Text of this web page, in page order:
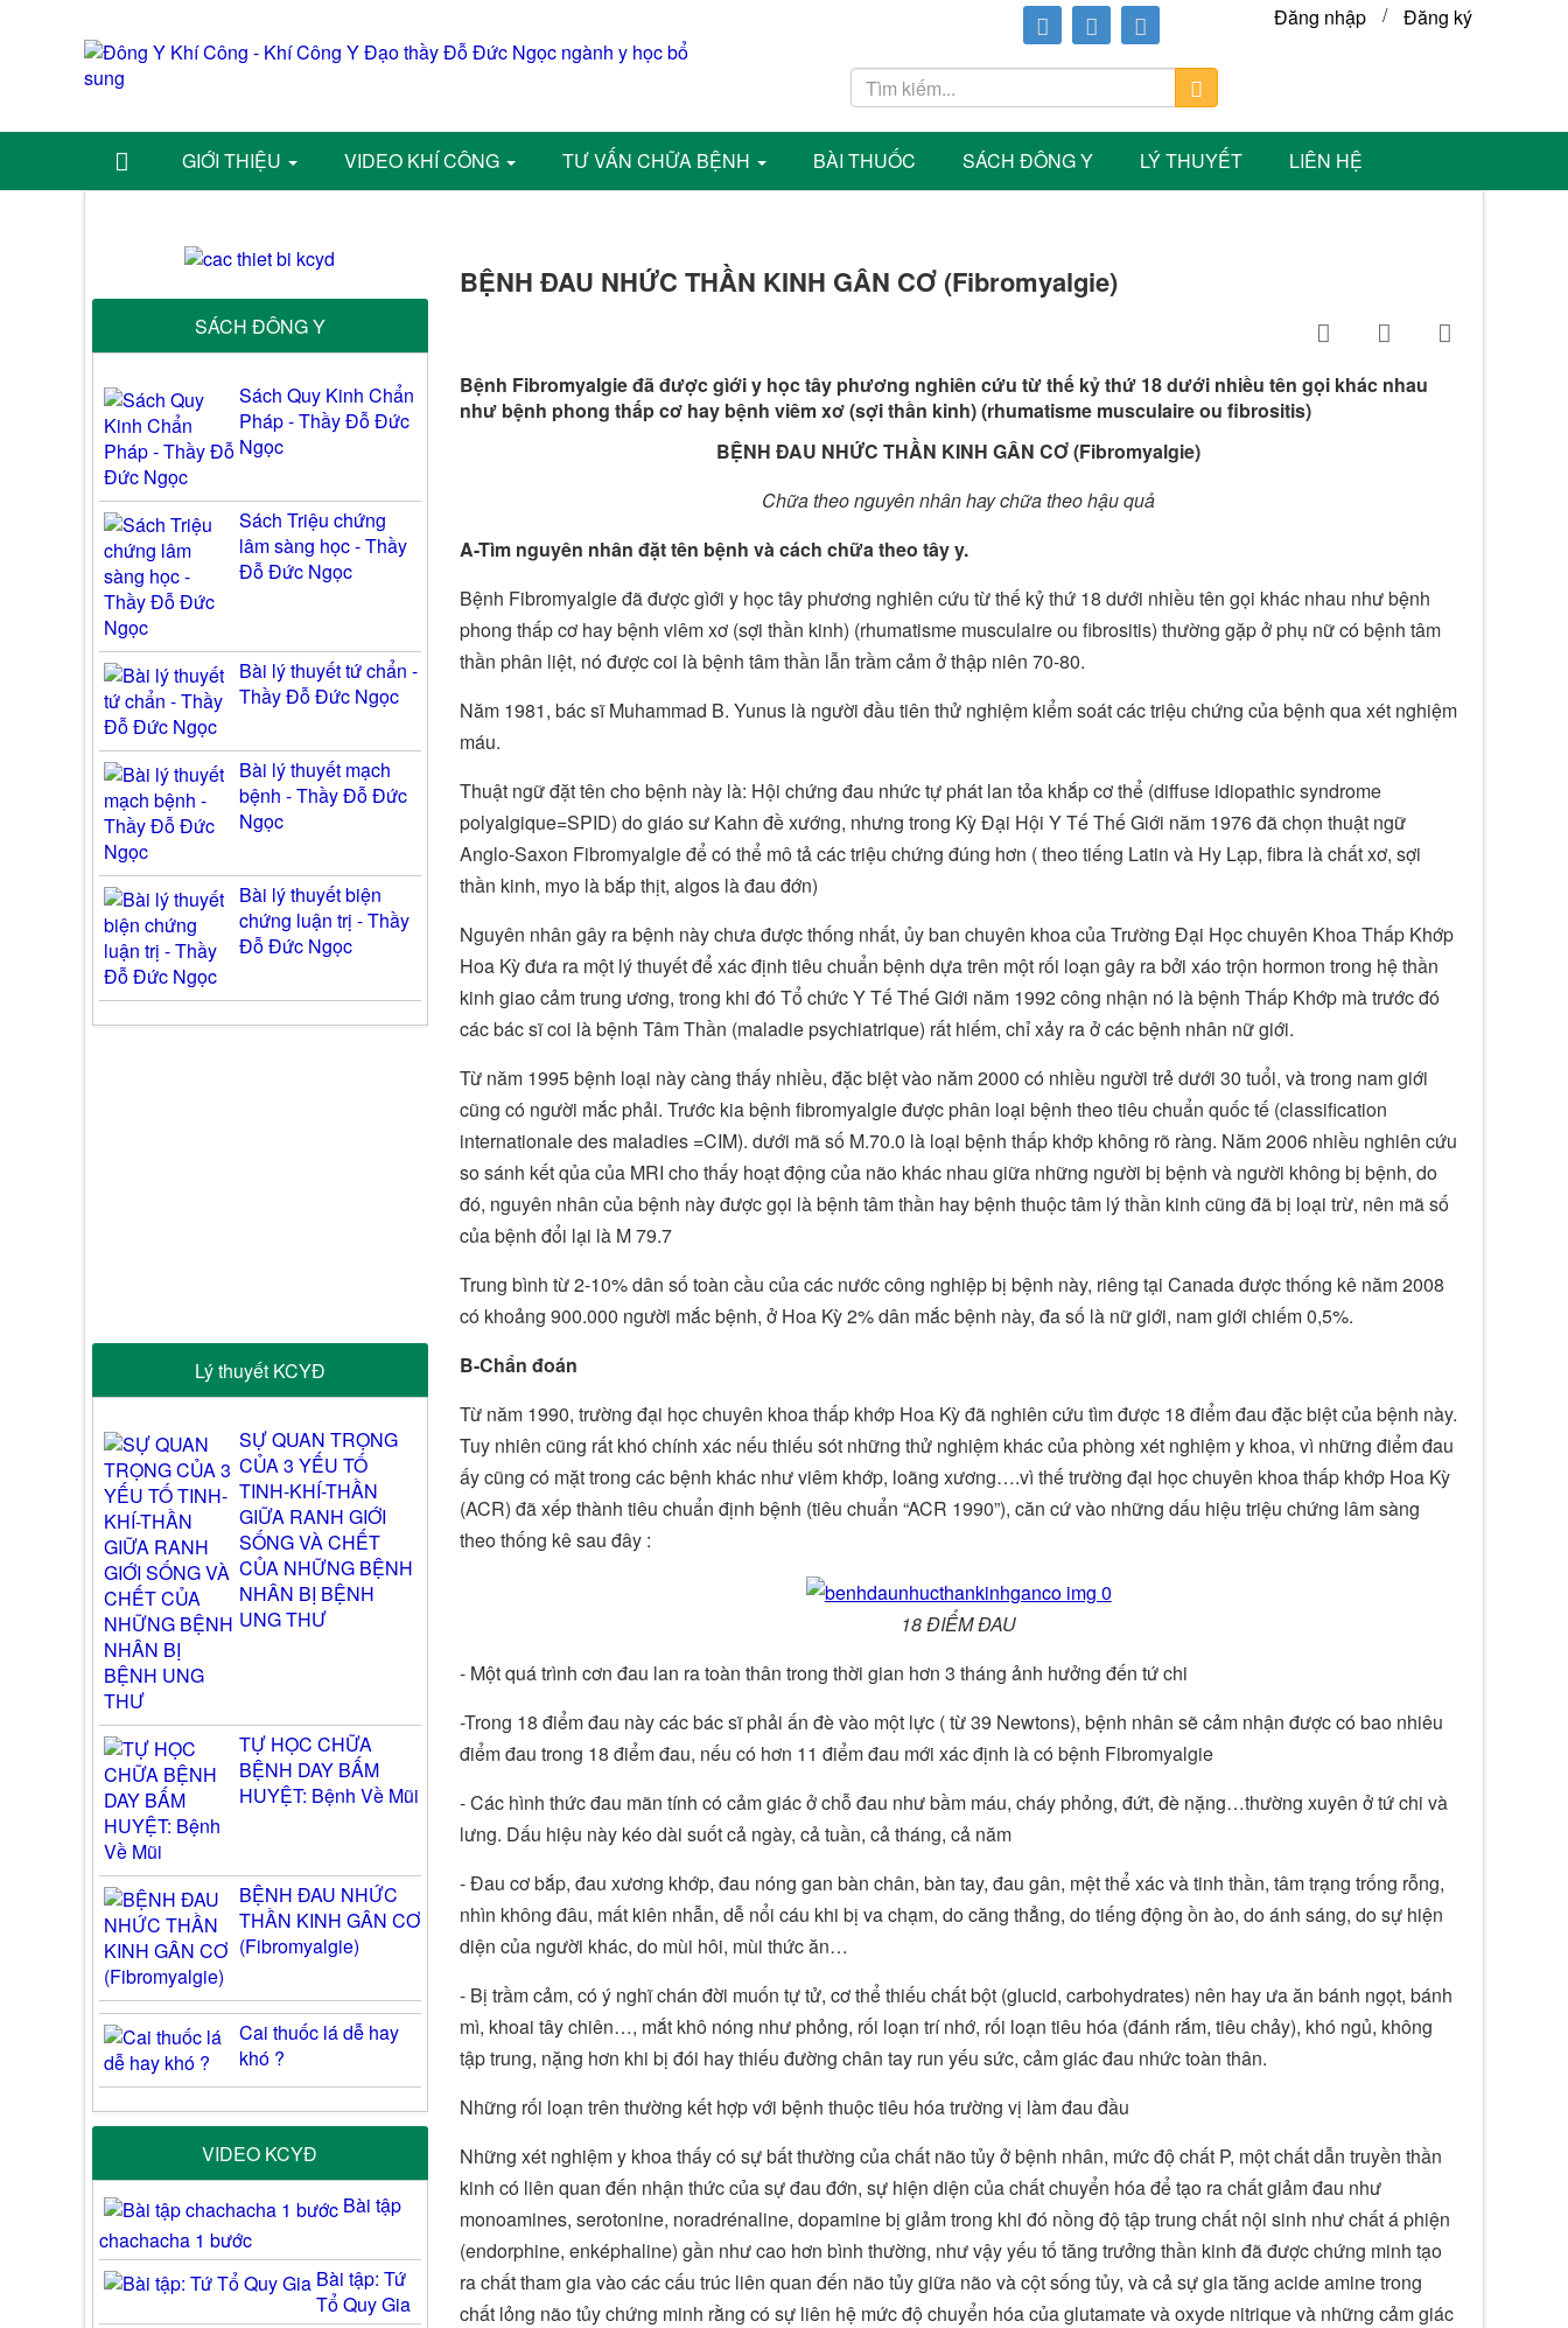
Đăng nhập / Đăng ký
GIỚI THIỆU VIDEO KHÍ CÔNG TƯ VẤN CHỮA BỆNH BÀI THUỐC SÁCH ĐÔNG Y LÝ THUYẾT LIÊN HỆ
BỆNH ĐAU NHỨC THẦN KINH GÂN CƠ (Fibromyalgie)
Bệnh Fibromyalgie đã được gìới y học tây phương nghiên cứu từ thế kỷ thứ 18 dưới nhiều tên gọi khác nhau
như bệnh phong thấp cơ hay bệnh viêm xơ (sợi thần kinh) (rhumatisme musculaire ou fibrositis)
BỆNH ĐAU NHỨC THẦN KINH GÂN CƠ (Fibromyalgie)
Chữa theo nguyên nhân hay chữa theo hậu quả
A-Tìm nguyên nhân đặt tên bệnh và cách chữa theo tây y.
Bệnh Fibromyalgie đã được gìới y học tây phương nghiên cứu từ thế kỷ thứ 18 dưới nhiều tên gọi khác nhau như bệnh
phong thấp cơ hay bệnh viêm xơ (sợi thần kinh) (rhumatisme musculaire ou fibrositis) thường gặp ở phụ nữ có bệnh tâm
thần phân liệt, nó được coi là bệnh tâm thần lẫn trầm cảm ở thập niên 70-80.
Năm 1981, bác sĩ Muhammad B. Yunus là người đầu tiên thử nghiệm kiểm soát các triệu chứng của bệnh qua xét nghiệm
máu.
Thuật ngữ đặt tên cho bệnh này là: Hội chứng đau nhức tự phát lan tỏa khắp cơ thể (diffuse idiopathic syndrome
polyalgique=SPID) do giáo sư Kahn đề xướng, nhưng trong Kỳ Đại Hội Y Tế Thế Giới năm 1976 đã chọn thuật ngữ
Anglo-Saxon Fibromyalgie để có thể mô tả các triệu chứng đúng hơn ( theo tiếng Latin và Hy Lạp, fibra là chất xơ, sợi
thần kinh, myo là bắp thịt, algos là đau đớn)
Nguyên nhân gây ra bệnh này chưa được thống nhất, ủy ban chuyên khoa của Trường Đại Học chuyên Khoa Thấp Khớp
Hoa Kỳ đưa ra một lý thuyết để xác định tiêu chuẩn bệnh dựa trên một rối loạn gây ra bởi xáo trộn hormon trong hệ thần
kinh giao cảm trung ương, trong khi đó Tổ chức Y Tế Thế Giới năm 1992 công nhận nó là bệnh Thấp Khớp mà trước đó
các bác sĩ coi là bệnh Tâm Thần (maladie psychiatrique) rất hiếm, chỉ xảy ra ở các bệnh nhân nữ giới.
Từ năm 1995 bệnh loại này càng thấy nhiều, đặc biệt vào năm 2000 có nhiều người trẻ dưới 30 tuổi, và trong nam giới
cũng có người mắc phải. Trước kia bệnh fibromyalgie được phân loại bệnh theo tiêu chuẩn quốc tế (classification
internationale des maladies =CIM). dưới mã số M.70.0 là loại bệnh thấp khớp không rõ ràng. Năm 2006 nhiều nghiên cứu
so sánh kết qủa của MRI cho thấy hoạt động của não khác nhau giữa những người bị bệnh và người không bị bệnh, do
đó, nguyên nhân của bệnh này được gọi là bệnh tâm thần hay bệnh thuộc tâm lý thần kinh cũng đã bị loại trừ, nên mã số
của bệnh đổi lại là M 79.7
Trung bình từ 2-10% dân số toàn cầu của các nước công nghiệp bị bệnh này, riêng tại Canada được thống kê năm 2008
có khoảng 900.000 người mắc bệnh, ở Hoa Kỳ 2% dân mắc bệnh này, đa số là nữ giới, nam giới chiếm 0,5%.
B-Chẩn đoán
Từ năm 1990, trường đại học chuyên khoa thấp khớp Hoa Kỳ đã nghiên cứu tìm được 18 điểm đau đặc biệt của bệnh này.
Tuy nhiên cũng rất khó chính xác nếu thiếu sót những thử nghiệm khác của phòng xét nghiệm y khoa, vì những điểm đau
ấy cũng có mặt trong các bệnh khác như viêm khớp, loãng xương….vì thế trường đại học chuyên khoa thấp khớp Hoa Kỳ
(ACR) đã xếp thành tiêu chuẩn định bệnh (tiêu chuẩn “ACR 1990”), căn cứ vào những dấu hiệu triệu chứng lâm sàng
theo thống kê sau đây :
18 ĐIỂM ĐAU
- Một quá trình cơn đau lan ra toàn thân trong thời gian hơn 3 tháng ảnh hưởng đến tứ chi
-Trong 18 điểm đau này các bác sĩ phải ấn đè vào một lực ( từ 39 Newtons), bệnh nhân sẽ cảm nhận được có bao nhiêu
điểm đau trong 18 điểm đau, nếu có hơn 11 điểm đau mới xác định là có bệnh Fibromyalgie
- Các hình thức đau mãn tính có cảm giác ở chỗ đau như bầm máu, cháy phỏng, đứt, đè nặng…thường xuyên ở tứ chi và
lưng. Dấu hiệu này kéo dài suốt cả ngày, cả tuần, cả tháng, cả năm
- Đau cơ bắp, đau xương khớp, đau nóng gan bàn chân, bàn tay, đau gân, mệt thể xác và tinh thần, tâm trạng trống rỗng,
nhìn không đâu, mất kiên nhẫn, dễ nổi cáu khi bị va chạm, do căng thẳng, do tiếng động ồn ào, do ánh sáng, do sự hiện
diện của người khác, do mùi hôi, mùi thức ăn…
- Bị trầm cảm, có ý nghĩ chán đời muốn tự tử, cơ thể thiếu chất bột (glucid, carbohydrates) nên hay ưa ăn bánh ngọt, bánh
mì, khoai tây chiên…, mắt khô nóng như phỏng, rối loạn trí nhớ, rối loạn tiêu hóa (đánh rắm, tiêu chảy), khó ngủ, không
tập trung, nặng hơn khi bị đói hay thiếu đường chân tay run yếu sức, cảm giác đau nhức toàn thân.
Những rối loạn trên thường kết hợp với bệnh thuộc tiêu hóa trường vị làm đau đầu
Những xét nghiệm y khoa thấy có sự bất thường của chất não tủy ở bệnh nhân, mức độ chất P, một chất dẫn truyền thần
kinh có liên quan đến nhận thức của sự đau đớn, sự hiện diện của chất chuyển hóa để tạo ra chất giảm đau như
monoamines, serotonine, noradrénaline, dopamine bị giảm trong khi đó nồng độ tập trung chất nội sinh như chất á phiện
(endorphine, enképhaline) gần như cao hơn bình thường, như vậy yếu tố tăng trưởng thần kinh đã được chứng minh tạo
ra chất tham gia vào các cấu trúc liên quan đến não tủy giữa não và cột sống tủy, và cả sự gia tăng acide amine trong
chất lỏng não tủy chứng minh rằng có sự liên hệ mức độ chuyển hóa của glutamate và oxyde nitrique và những cảm giác
SÁCH ĐÔNG Y
Sách Quy Kinh Chẩn
Pháp - Thầy Đỗ Đức
Ngọc
Sách Triệu chứng
lâm sàng học - Thầy
Đỗ Đức Ngọc
Bài lý thuyết tứ chẩn -
Thầy Đỗ Đức Ngọc
Bài lý thuyết mạch
bệnh - Thầy Đỗ Đức
Ngọc
Bài lý thuyết biện
chứng luận trị - Thầy
Đỗ Đức Ngọc
Lý thuyết KCYĐ
SỰ QUAN TRỌNG
CỦA 3 YẾU TỐ
TINH-KHÍ-THẦN
GIỮA RANH GIỚI
SỐNG VÀ CHẾT
CỦA NHỮNG BỆNH
NHÂN BỊ BỆNH
UNG THƯ
TỰ HỌC CHỮA
BỆNH DAY BẤM
HUYỆT: Bệnh Về Mũi
BỆNH ĐAU NHỨC
THẦN KINH GÂN CƠ
(Fibromyalgie)
Cai thuốc lá dễ hay
khó ?
VIDEO KCYĐ
Bài tập
chachacha 1 bước
Bài tập: Tứ
Tổ Quy Gia